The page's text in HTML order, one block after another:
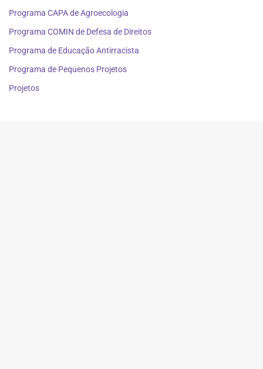
Programa CAPA de Agroecologia
Programa COMIN de Defesa de Direitos
Programa de Educação Antirracista
Programa de Pequenos Projetos
Projetos